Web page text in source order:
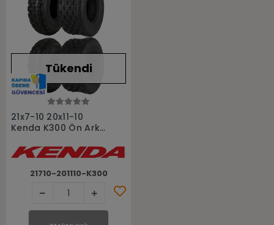
Stokta Yok
Tükendi
21x7-10 20x11-10
Kenda K300 Ön Arka
21710-201110-K300